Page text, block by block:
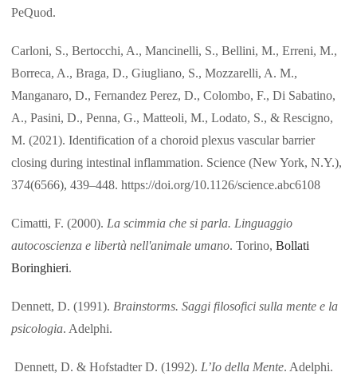
PeQuod.
Carloni, S., Bertocchi, A., Mancinelli, S., Bellini, M., Erreni, M.,
Borreca, A., Braga, D., Giugliano, S., Mozzarelli, A. M.,
Manganaro, D., Fernandez Perez, D., Colombo, F., Di Sabatino,
A., Pasini, D., Penna, G., Matteoli, M., Lodato, S., & Rescigno,
M. (2021). Identification of a choroid plexus vascular barrier
closing during intestinal inflammation. Science (New York, N.Y.),
374(6566), 439–448. https://doi.org/10.1126/science.abc6108
Cimatti, F. (2000). La scimmia che si parla. Linguaggio
autocoscienza e libertà nell'animale umano. Torino,Bollati
Boringhieri.
Dennett, D. (1991). Brainstorms. Saggi filosofici sulla mente e la
psicologia. Adelphi.
Dennett, D. & Hofstadter D. (1992). L’Io della Mente. Adelphi.